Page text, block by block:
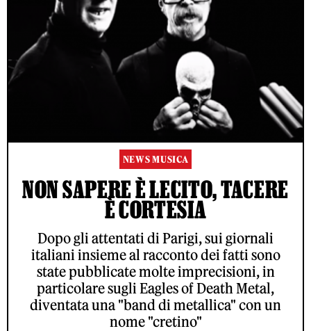
NEWS MUSICA
NON SAPERE È LECITO, TACERE
È CORTESIA
Dopo gli attentati di Parigi, sui giornali
italiani insieme al racconto dei fatti sono
state pubblicate molte imprecisioni, in
particolare sugli Eagles of Death Metal,
diventata una "band di metallica" con un
nome "cretino"